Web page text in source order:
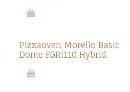
Pizzaoven Morello Basic
Dome FGRi110 Hybrid